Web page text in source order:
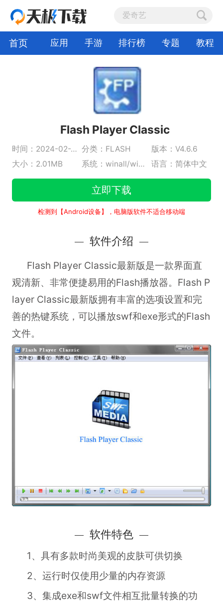
首页 应用 手游 排行榜 专题 教程
Flash Player Classic
时间：2024-02-21 分类：FLASH
版本：V4.6.6
大小：2.01MB
系统：winall/win7/win10/win11 语言：简体中文
立即下载
检测到【Android设备】，电脑版软件不适合移动端
软件介绍
Flash Player Classic最新版是一款界面直
观清新、非常便捷易用的Flash播放器。Flash P
layer Classic最新版拥有丰富的选项设置和完
善的热键系统，可以播放swf和exe形式的Flash
文件。
软件特色
1、具有多款时尚美观的皮肤可供切换
2、运行时仅使用少量的内存资源
3、集成exe和swf文件相互批量转换的功